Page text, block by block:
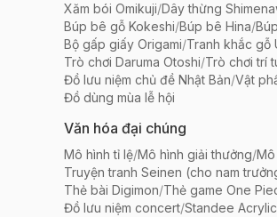
Xăm bói Omikuji/Dây thừng
Búp bê gỗ Kokeshi/Búp bê Hina/
Bộ gấp giấy Origami/Tranh khắc gỗ
Trò chơi Daruma Otoshi/Trò chơi trí
Đồ lưu niệm chủ đề Nhật Bản/Vật
Đồ dùng mùa lễ hội
Văn hóa đại chúng
Mô hình tỉ lệ/Mô hình giải thưởng/Mô
Truyện tranh Seinen (cho nam
Thẻ bài Digimon/Thẻ game One
Đồ lưu niệm concert/Standee Acrylic